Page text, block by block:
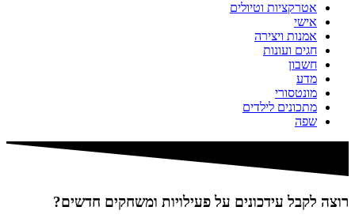
אטרקציות וטיולים
אישי
אמנות ויצירה
חגים ועונות
חשבון
מדע
מונטסורי
מתכונים לילדים
שפה
רוצה לקבל עידכונים על פעילויות ומשחקים חדשים?